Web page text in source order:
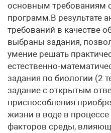
основным требованиям
программ.В результате
требований в качестве
выбраны задания,
умение решать
естественно-
задания по биологии (2
задание с открытым
приспособления
жизни в воде в
факторов среды,